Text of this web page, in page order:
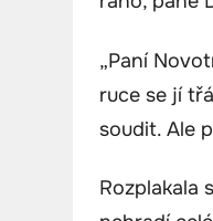
„Paní
ruce se jí
soudit. Ale
Rozplakala